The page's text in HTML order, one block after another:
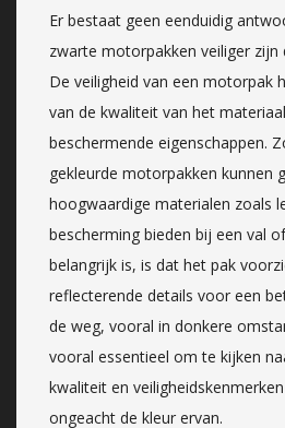
Er bestaat geen eenduidig
zwarte motorpakken veiliger zijn
De veiligheid van een motorpak
van de kwaliteit van het
beschermende eigenschappen.
gekleurde motorpakken kunnen
hoogwaardige materialen zoals
bescherming bieden bij een val
belangrijk is, is dat het pak
reflecterende details voor een
de weg, vooral in donkere
vooral essentieel om te kijken
kwaliteit en
ongeacht de kleur ervan.